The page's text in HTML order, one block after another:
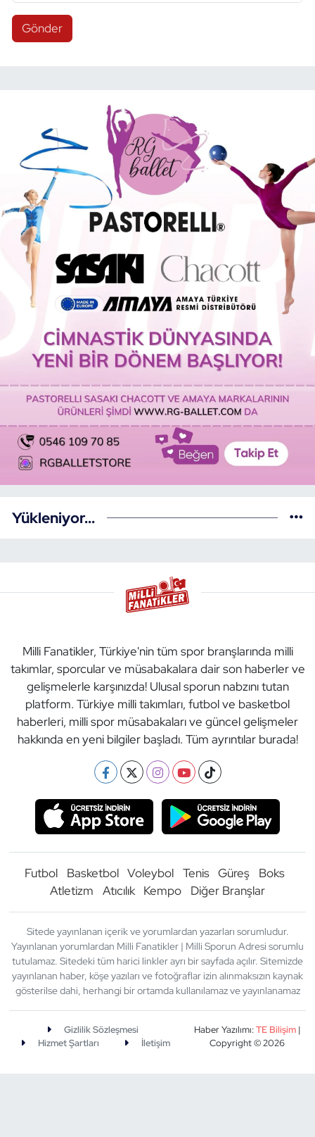
Gönder
Yükleniyor...
Milli Fanatikler, Türkiye'nin tüm spor branşlarında milli
takımlar, sporcular ve müsabakalara dair son haberler ve
gelişmelerle karşınızda! Ulusal sporun nabzını tutan
platform. Türkiye milli takımları, futbol ve basketbol
haberleri, milli spor müsabakaları ve güncel gelişmeler
hakkında en yeni bilgiler başladı. Tüm ayrıntılar burada!
Futbol Basketbol Voleybol Tenis Güreş
Boks
Atletizm
Atıcılık Kempo Diğer Branşlar
Sitede yayınlanan içerik ve yorumlardan yazarları sorumludur.
Yayınlanan yorumlardan Milli Fanatikler | Milli Sporun Adresi sorumlu
tutulamaz. Sitedeki tüm harici linkler ayrı bir sayfada açılır. Sitemizde
yayınlanan haber, köşe yazıları ve fotoğraflar izin alınmaksızın kaynak
gösterilse dahi, herhangi bir ortamda kullanılamaz ve yayınlanamaz
Gizlilik Sözleşmesi
Hizmet Şartları
İletişim
Haber Yazılımı:TE Bilişim|
Copyright © 2026